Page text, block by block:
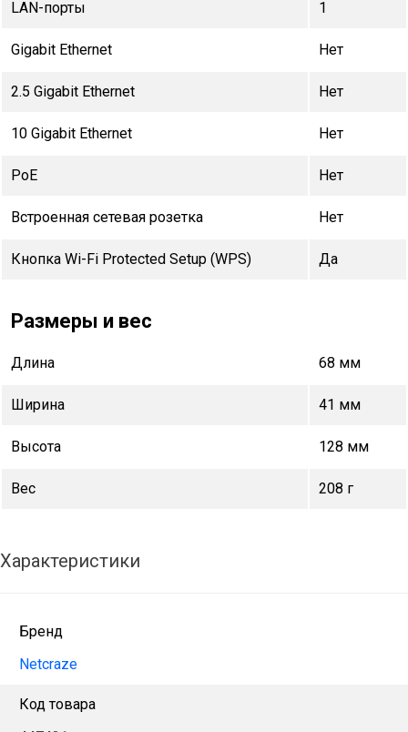
LAN-порты 1
Gigabit Ethernet Нет
2.5 Gigabit Ethernet Нет
10 Gigabit Ethernet Нет
PoE Нет
Встроенная сетевая розетка Нет
Кнопка Wi-Fi Protected Setup (WPS) Да
Размеры и вес
Длина 68 мм
Ширина 41 мм
Высота 128 мм
Вес 208 г
Характеристики
Бренд
Netcraze
Код товара